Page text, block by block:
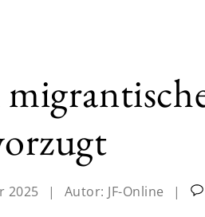
2025 | Autor: JF-Online |